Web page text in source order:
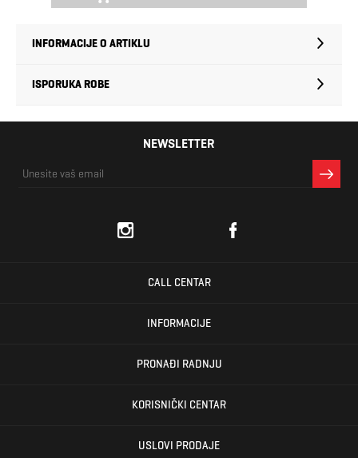
INFORMACIJE O ARTIKLU
ISPORUKA ROBE
NEWSLETTER
CALL CENTAR
INFORMACIJE
PRONAĐI RADNJU
KORISNIČKI CENTAR
USLOVI PRODAJE